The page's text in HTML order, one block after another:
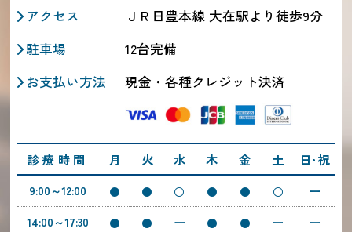
アクセス
ＪＲ日豊本線 大在駅より徒歩9分
駐車場
12台完備
お支払い方法
現金・各種クレジット決済
診療時間 月 火 水 木 金 土 日･祝
9:00～12:00 ー
14:00～17:30 ー ー ー